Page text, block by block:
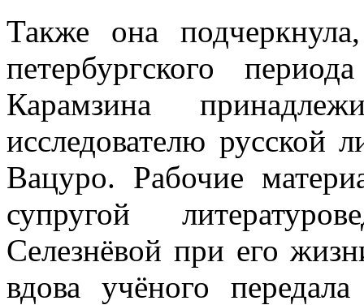
Также она
петербургского
Карамзина
исследователю русской
Вацуро. Рабочие
супругой
Селезнёвой при его
вдова учёного